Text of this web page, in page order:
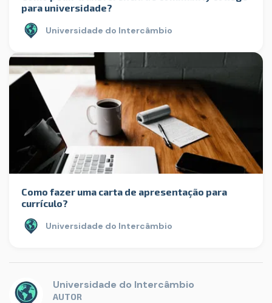
para universidade?
Universidade do Intercâmbio
Como fazer uma carta de apresentação para
currículo?
Universidade do Intercâmbio
Universidade do Intercâmbio
AUTOR